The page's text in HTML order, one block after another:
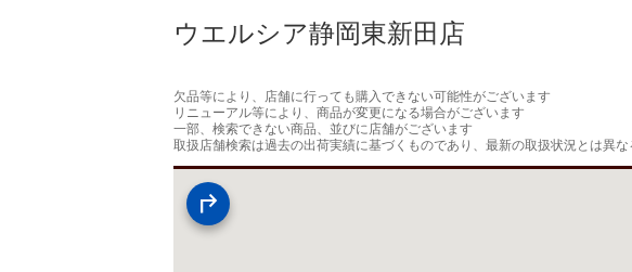
ウエルシア静岡東新田店
欠品等により、店舗に行っても購入できない可能性がございます
リニューアル等により、商品が変更になる場合がございます
一部、検索できない商品、並びに店舗がございます
取扱店舗検索は過去の出荷実績に基づくものであり、最新の取扱状況とは異